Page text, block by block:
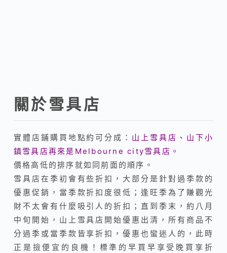
關於雪具店
實體店鋪購買地點約可分成： 山上雪具店、山下小
鎮雪具店再來是Melbourne city雪具店。
價格高低的排序就如同前面的順序。
雪具店在季初會有些折扣，大部分是針對過季款的
優惠促銷，當季款折扣度很低；逢旺季為了賺觀光
財不太會有什麼吸引人的折扣；直到季末，約八月
中旬開始，山上雪具店開始優惠出清，所有商品不
分過季或當季款皆享折扣，優惠也蠻迷人的，此時
正是撿便宜的良機！標準的早買早享受晚買享折